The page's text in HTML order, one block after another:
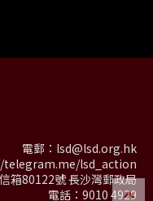
電郵： lsd@lsd.org.hk
lsd_action
箱80122號 長沙灣郵政局
電話：9010 4929